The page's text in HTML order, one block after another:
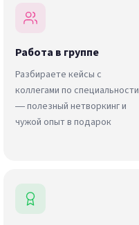
Работа в группе
Разбираете кейсы с
коллегами по специальности
— полезный нетворкинг и
чужой опыт в подарок